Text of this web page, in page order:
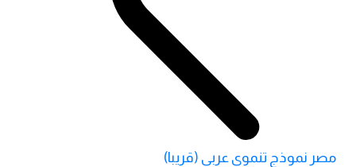
مصر نموذج تنموي عربي (قريبا)